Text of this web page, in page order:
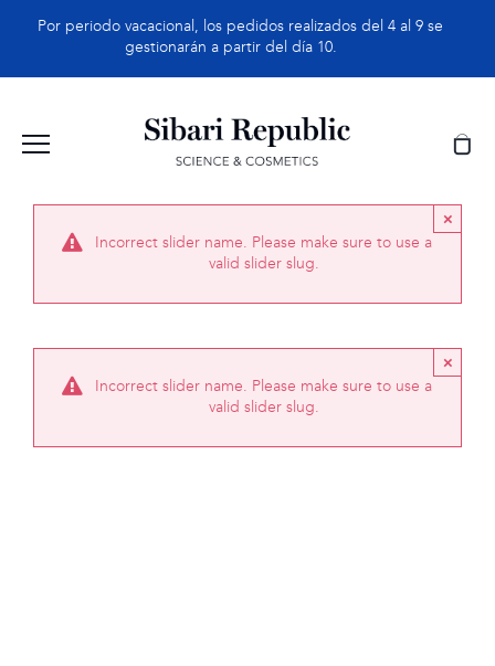
Por periodo vacacional, los pedidos realizados del 4 al 9 se
gestionarán a partir del día 10.
Incorrect slider name. Please make sure to use a
valid slider slug.
×
Incorrect slider name. Please make sure to use a
valid slider slug.
×